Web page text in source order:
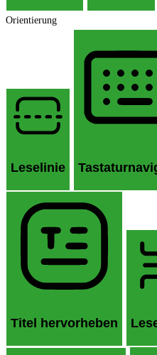
Orientierung
Leselinie
Titel hervorheben